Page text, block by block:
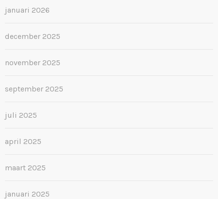
januari 2026
december 2025
november 2025
september 2025
juli 2025
april 2025
maart 2025
januari 2025